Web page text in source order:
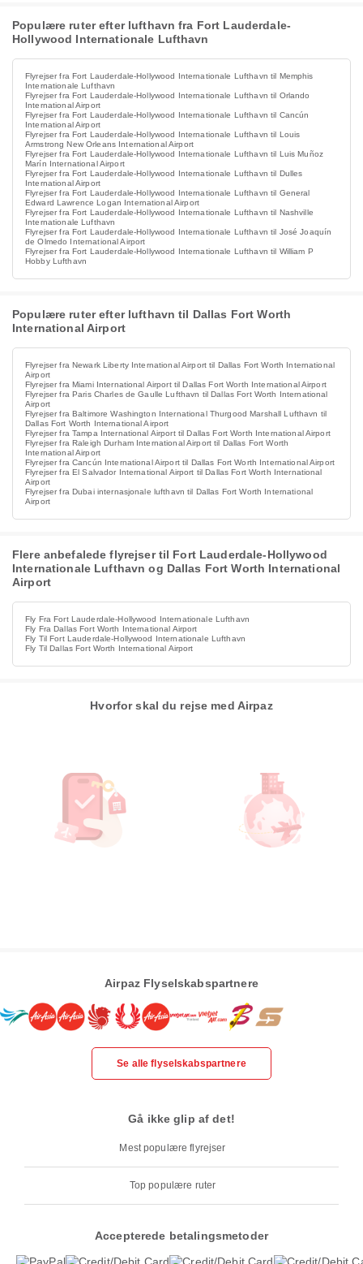
Populære ruter efter lufthavn fra Fort Lauderdale-
Hollywood Internationale Lufthavn
Flyrejser fra Fort Lauderdale-Hollywood Internationale Lufthavn til Memphis
Internationale Lufthavn
Flyrejser fra Fort Lauderdale-Hollywood Internationale Lufthavn til Orlando
International Airport
Flyrejser fra Fort Lauderdale-Hollywood Internationale Lufthavn til Cancún
International Airport
Flyrejser fra Fort Lauderdale-Hollywood Internationale Lufthavn til Louis
Armstrong New Orleans International Airport
Flyrejser fra Fort Lauderdale-Hollywood Internationale Lufthavn til Luis Muñoz
Marín International Airport
Flyrejser fra Fort Lauderdale-Hollywood Internationale Lufthavn til Dulles
International Airport
Flyrejser fra Fort Lauderdale-Hollywood Internationale Lufthavn til General
Edward Lawrence Logan International Airport
Flyrejser fra Fort Lauderdale-Hollywood Internationale Lufthavn til Nashville
Internationale Lufthavn
Flyrejser fra Fort Lauderdale-Hollywood Internationale Lufthavn til José Joaquín
de Olmedo International Airport
Flyrejser fra Fort Lauderdale-Hollywood Internationale Lufthavn til William P
Hobby Lufthavn
Populære ruter efter lufthavn til Dallas Fort Worth
International Airport
Flyrejser fra Newark Liberty International Airport til Dallas Fort Worth International
Airport
Flyrejser fra Miami International Airport til Dallas Fort Worth International Airport
Flyrejser fra Paris Charles de Gaulle Lufthavn til Dallas Fort Worth International
Airport
Flyrejser fra Baltimore Washington International Thurgood Marshall Lufthavn til
Dallas Fort Worth International Airport
Flyrejser fra Tampa International Airport til Dallas Fort Worth International Airport
Flyrejser fra Raleigh Durham International Airport til Dallas Fort Worth
International Airport
Flyrejser fra Cancún International Airport til Dallas Fort Worth International Airport
Flyrejser fra El Salvador International Airport til Dallas Fort Worth International
Airport
Flyrejser fra Dubai internasjonale lufthavn til Dallas Fort Worth International
Airport
Flere anbefalede flyrejser til Fort Lauderdale-Hollywood
Internationale Lufthavn og Dallas Fort Worth International
Airport
Fly Fra Fort Lauderdale-Hollywood Internationale Lufthavn
Fly Fra Dallas Fort Worth International Airport
Fly Til Fort Lauderdale-Hollywood Internationale Lufthavn
Fly Til Dallas Fort Worth International Airport
Hvorfor skal du rejse med Airpaz
Airpaz Flyselskabspartnere
Se alle flyselskabspartnere
Gå ikke glip af det!
Mest populære flyrejser
Top populære ruter
Accepterede betalingsmetoder